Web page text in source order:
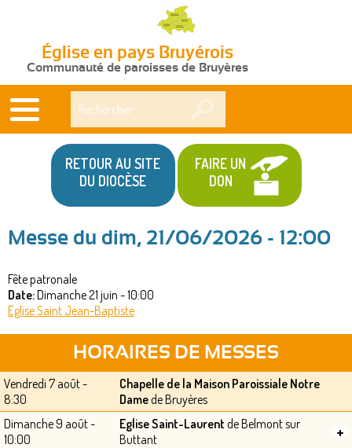
Église en pays Bruyérois
Communauté de paroisses de Bruyères
RETOUR AU SITE
DU DIOCÈSE
FAIRE UN
DON
êtes
ici
Messe du dim, 21/06/2026 - 12:00
Fête patronale
Date:Dimanche 21 juin - 10:00
Eglise Saint Jean-Baptiste
HORAIRES DE MESSES
Vendredi 7 août -
8:30
Chapelle de la Maison Paroissiale Notre
Damede Bruyères
Dimanche 9 août -
10:00
Eglise Saint-Laurent de Belmont sur
Buttant
+